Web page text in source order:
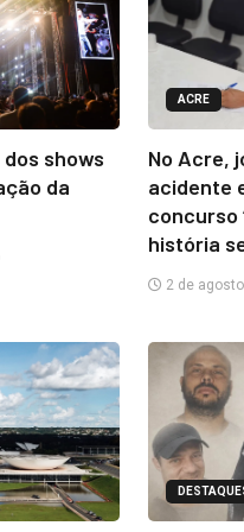
shows
da
ACRE
No Acre,
acidente
concurso
história
2 de